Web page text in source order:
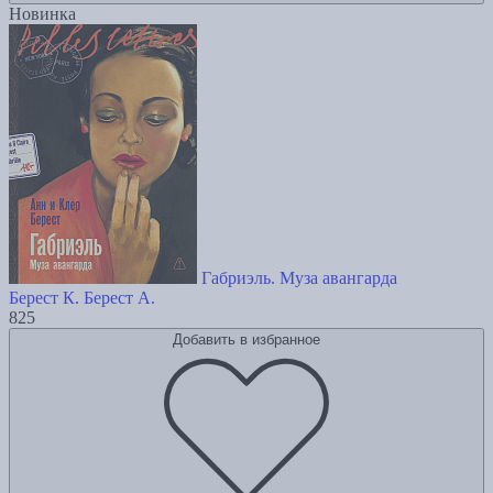
Новинка
Габриэль. Муза авангарда
Берест К. Берест А.
825
Добавить в избранное